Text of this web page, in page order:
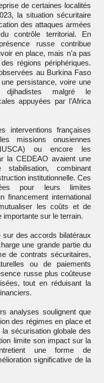
de certaines localités
la situation sécuritaire
des attaques armées
contrôle territorial. En
russe contribue
en place, mais n’a pas
régions périphériques.
au Burkina Faso
persistance, voire une
djihadistes malgré le
appuyées par l’Africa
interventions françaises
missions onusiennes
ou encore les
la CEDEAO avaient une
combinant
institutionnelle. Ces
pour leurs limites
financement international
les coûts et de
importante sur le terrain.
sur des accords bilatéraux
une grande partie du
de contrats sécuritaires,
ou de paiements
russe plus coûteuse
tout en réduisant la
analyses soulignent que
des régimes en place et
sécurisation globale des
limite son impact sur la
une forme de
significative de la